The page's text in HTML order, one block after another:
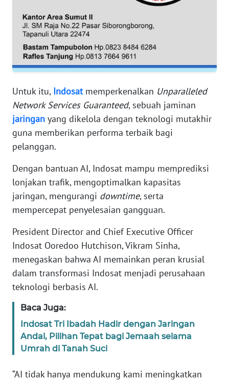
Untuk itu, Indosatmemperkenalkan Unparalleled
Network Services Guaranteed, sebuah jaminan
jaringan yang dikelola dengan teknologi mutakhir
guna memberikan performa terbaik bagi
pelanggan.
Dengan bantuan AI, Indosat mampu memprediksi
lonjakan trafik, mengoptimalkan kapasitas
jaringan, mengurangi downtime, serta
mempercepat penyelesaian gangguan.
President Director and Chief Executive Officer
Indosat Ooredoo Hutchison, Vikram Sinha,
menegaskan bahwa AI memainkan peran krusial
dalam transformasi Indosat menjadi perusahaan
teknologi berbasis AI.
Baca Juga:
Indosat Tri Ibadah Hadir dengan Jaringan
Andal, Pilihan Tepat bagi Jemaah selama
Umrah di Tanah Suci
“AI tidak hanya mendukung kami meningkatkan
WN
PAPUA
BARAT
RIAU
WN
SERAMBI
JAMBI
SULTRA
WN
NTB
WN
SULTENG
WN
WN
BABEL